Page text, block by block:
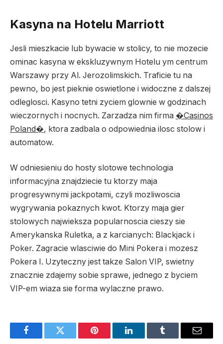
Kasyna na Hotelu Marriott
Jesli mieszkacie lub bywacie w stolicy, to nie mozecie
ominac kasyna w ekskluzywnym Hotelu ym centrum
Warszawy przy Al. Jerozolimskich. Traficie tu na
pewno, bo jest pieknie oswietlone i widoczne z dalszej
odleglosci. Kasyno tetni zyciem glownie w godzinach
wieczornych i nocnych. Zarzadza nim firma �Casinos
Poland�, ktora zadbala o odpowiednia ilosc stolow i
automatow.
W odniesieniu do hosty slotowe technologia
informacyjna znajdziecie tu ktorzy maja
progresywnymi jackpotami, czyli mozliwoscia
wygrywania pokaznych kwot. Ktorzy maja gier
stolowych najwieksza popularnoscia cieszy sie
Amerykanska Ruletka, a z karcianych: Blackjack i
Poker. Zagracie wlasciwie do Mini Pokera i mozesz
Pokera I. Uzyteczny jest takze Salon VIP, swietny
znacznie zdajemy sobie sprawe, jednego z byciem
VIP-em wiaza sie forma wylaczne prawo.
FacebookTwitter Pinterest LinkedInTumblr Email